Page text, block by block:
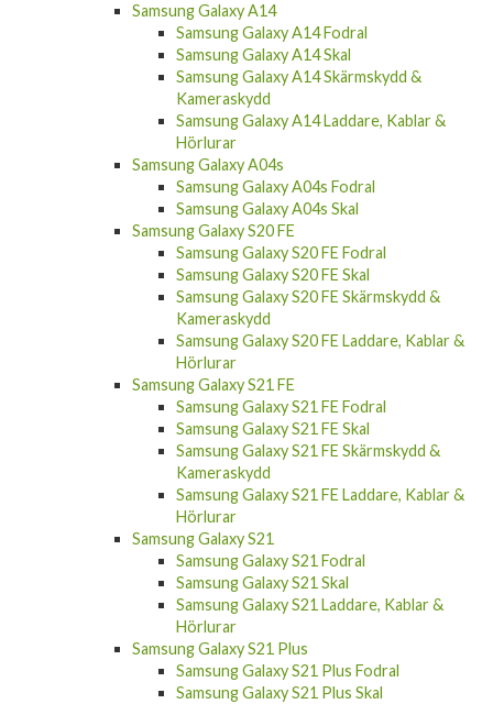
Samsung Galaxy A14
Samsung Galaxy A14 Fodral
Samsung Galaxy A14 Skal
Samsung Galaxy A14 Skärmskydd &
Kameraskydd
Samsung Galaxy A14 Laddare, Kablar &
Hörlurar
Samsung Galaxy A04s
Samsung Galaxy A04s Fodral
Samsung Galaxy A04s Skal
Samsung Galaxy S20 FE
Samsung Galaxy S20 FE Fodral
Samsung Galaxy S20 FE Skal
Samsung Galaxy S20 FE Skärmskydd &
Kameraskydd
Samsung Galaxy S20 FE Laddare, Kablar &
Hörlurar
Samsung Galaxy S21 FE
Samsung Galaxy S21 FE Fodral
Samsung Galaxy S21 FE Skal
Samsung Galaxy S21 FE Skärmskydd &
Kameraskydd
Samsung Galaxy S21 FE Laddare, Kablar &
Hörlurar
Samsung Galaxy S21
Samsung Galaxy S21 Fodral
Samsung Galaxy S21 Skal
Samsung Galaxy S21 Laddare, Kablar &
Hörlurar
Samsung Galaxy S21 Plus
Samsung Galaxy S21 Plus Fodral
Samsung Galaxy S21 Plus Skal